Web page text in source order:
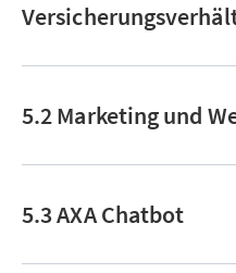
5.2 Marketing und
5.3 AXA Chatbot